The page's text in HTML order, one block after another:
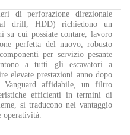
di perforazione direzionale
drill, HDD) richiedono un
su cui possiate contare, lavoro
perfetta del nuovo, robusto
per servizio pesante
a tutti gli escavatori a
elevate prestazioni anno dopo
affidabile, un filtro
efficienti in termini di
si traducono nel vantaggio
operatività.